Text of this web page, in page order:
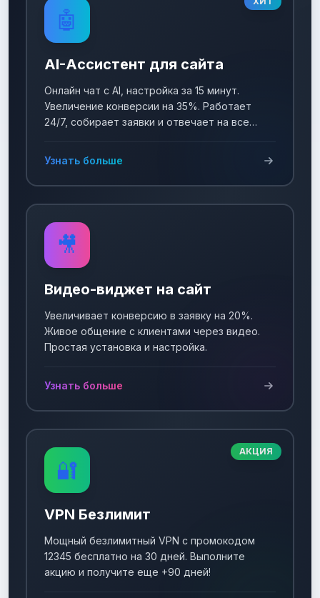
🤖
AI-Ассистент для сайта
Онлайн чат с AI, настройка за 15 минут.
Увеличение конверсии на 35%. Работает
24/7, собирает заявки и отвечает на все
Узнать больше
🎥
Видео-виджет на сайт
Увеличивает конверсию в заявку на 20%.
Живое общение с клиентами через видео.
Простая установка и настройка.
Узнать больше
АКЦИЯ
🔐
VPN Безлимит
Мощный безлимитный VPN с промокодом
12345 бесплатно на 30 дней. Выполните
акцию и получите еще +90 дней!